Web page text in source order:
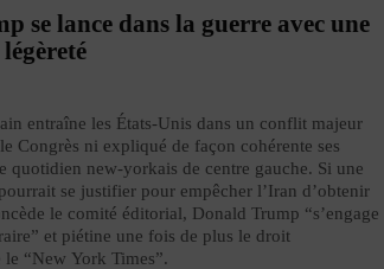
se lance dans la guerre avec une
entraîne les États-Unis dans un conflit majeur
Congrès ni expliqué de façon cohérente ses
quotidien new-yorkais de centre gauche. Si une
se justifier pour empêcher l’Iran d’obtenir
le comité éditorial, Donald Trump “s’engage
et piétine une fois de plus le droit
“New York Times”.